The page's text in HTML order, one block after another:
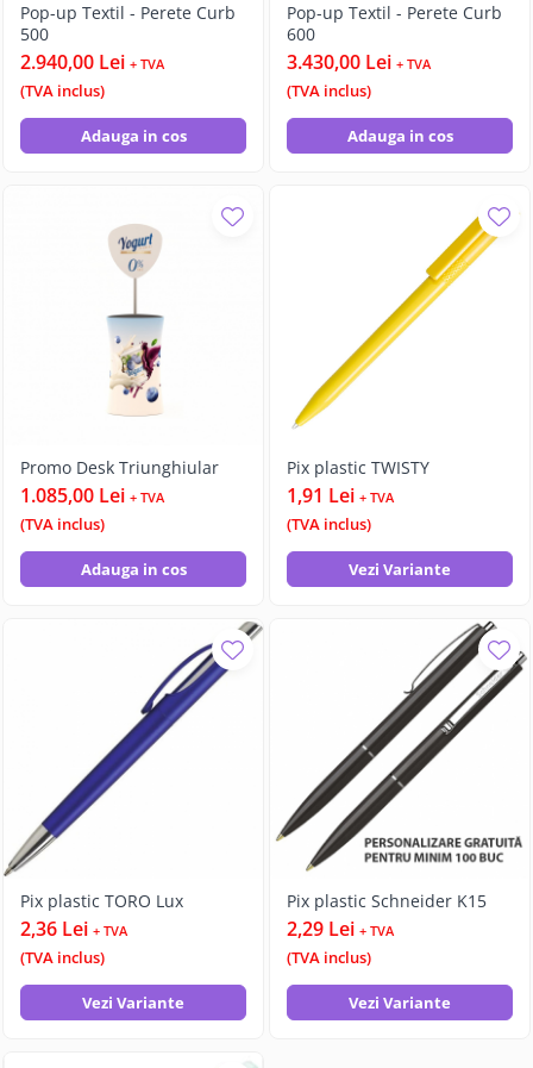
Pop-up Textil - Perete Curb
500
2.940,00 Lei + TVA
(TVA inclus)
Adauga in cos
Pop-up Textil - Perete Curb
600
3.430,00 Lei + TVA
(TVA inclus)
Adauga in cos
Promo Desk Triunghiular
1.085,00 Lei + TVA
(TVA inclus)
Adauga in cos
Pix plastic TWISTY
1,91 Lei + TVA
(TVA inclus)
Vezi Variante
Pix plastic TORO Lux
2,36 Lei + TVA
(TVA inclus)
Vezi Variante
Pix plastic Schneider K15
2,29 Lei + TVA
(TVA inclus)
Vezi Variante